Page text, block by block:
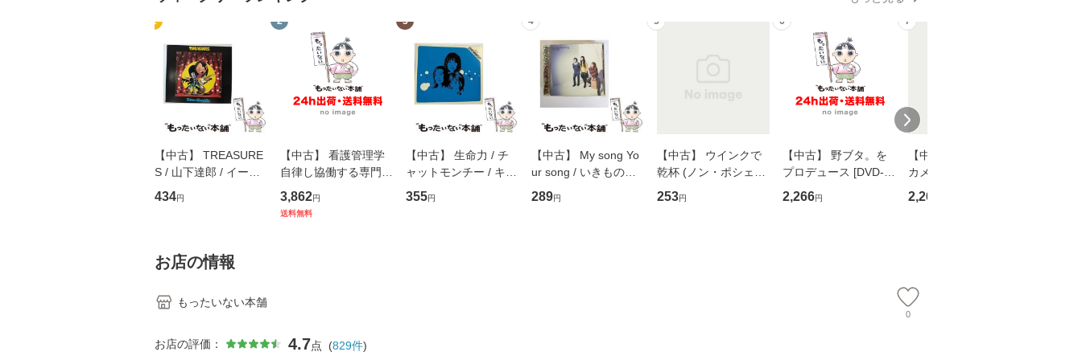
1
【中古】 TREASURE
S / 山下達郎 / イース
トウエスト・ジャパン
[CD]【メール便送料無
434円
2
【中古】 看護管理学
自律し協働する専門職
の看護マネジメントス
キル 改訂第3版 (看護
3,862円
送料無料
3
【中古】 生命力 / チ
ャットモンチー / キュ
ーンレコード [CD]
【メール便送料無料】
355円
4
【中古】 My song Yo
ur song / いきものが
かり / [CD]【メール便
送料無料】
289円
5
【中古】 ウインクで
乾杯 (ノン・ポシェッ
ト) / 東野圭吾 / 祥伝
社 [文庫]【メール便送
253円
6
【中古】 野ブタ。を
プロデュース [DVD-B
OX] / バップ [DVD]
【メール便送料無料】
2,266円
7
【中古】 明日なき森
カメムシ先生が熊野で
語る / 熊野の森ネット
ワークいちいがしの
2,266
お店の情報
もったいない本舗
0
お店の評価： 4.7点 (829件)